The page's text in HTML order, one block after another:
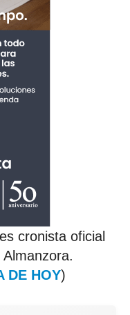
cronista oficial
DE HOY)